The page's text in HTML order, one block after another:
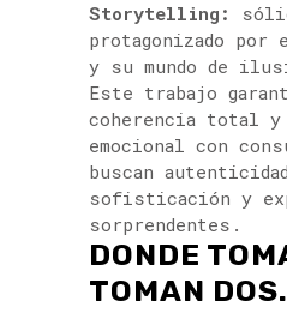
Storytelling:
protagonizado por
y su mundo de
Este trabajo
coherencia total y
emocional con
buscan
sofisticación y
sorprendentes.
DONDE
TOMAN DOS.